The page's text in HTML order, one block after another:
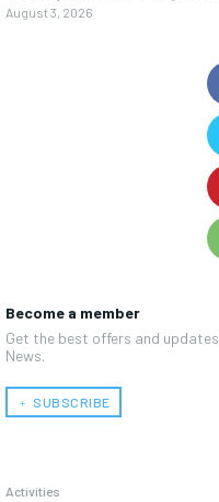
Become a member
Get the best offers and
News.
﹢ SUBSCRIBE
Activities
August 3, 2026